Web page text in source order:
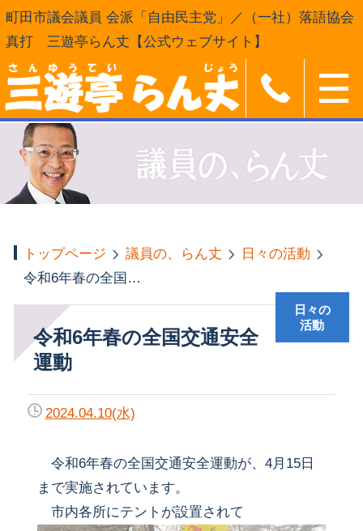
町田市議会議員 会派「自由民主党」／（一社）落語協会
真打 三遊亭らん丈【公式ウェブサイト】
トップページ 議員の、らん丈
日々の活動
令和6年春の全国交通安全運動
令和6年春の全国交通安全
運動
日々の
活動
2024.04.10(水)
令和6年春の全国交通安全運動が、4月15日
まで実施されています。
市内各所にテントが設置されて